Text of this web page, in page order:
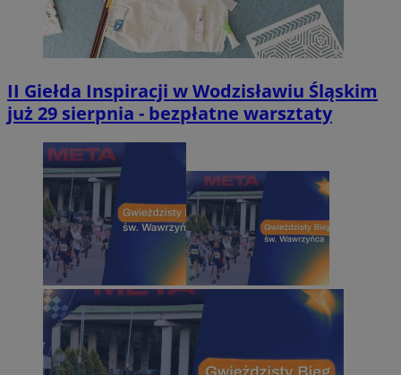
II Giełda Inspiracji w Wodzisławiu Śląskim
już 29 sierpnia - bezpłatne warsztaty